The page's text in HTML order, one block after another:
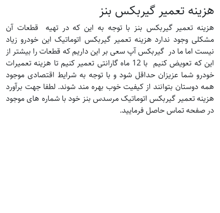
هزینه تعمیر گیربکس بنز
هزینه تعمیر گیربکس بنز با توجه به این که در تهیه قطعات آن
مشکلی وجود ندارد هزینه تعمیر گیربکس اتوماتیک این خودرو زیاد
نیست اما ما در گیربکس آپ سعی بر این داریم که قطعات را بیشتر از
این که تعویض کنیم با 12 ماه گارانتی تعمیر کنیم تا هزینه تعمیرات
خودرو شما عزیزان حداقل شود و با توجه به شرایط اقتصادی موجود
همه دوستان بتوانند از کیفیت خوب بهره مند شوند. لطفا جهت برآورد
هزینه تعمیر گیربکس اتوماتیک مرسدس بنز خود با شماره های موجود
در صفحه تماس حاصل فرمایید.